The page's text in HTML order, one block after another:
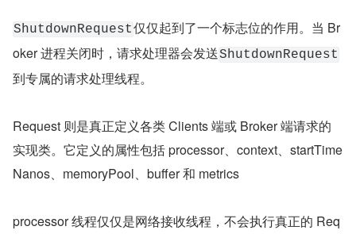
ShutdownRequest仅仅起到了一个标志位的作用。当 Br
oker 进程关闭时，请求处理器会发送ShutdownRequest
到专属的请求处理线程。
Request 则是真正定义各类 Clients 端或 Broker 端请求的
实现类。它定义的属性包括 processor、context、startTime
Nanos、memoryPool、buffer 和 metrics
processor 线程仅仅是网络接收线程，不会执行真正的 Req